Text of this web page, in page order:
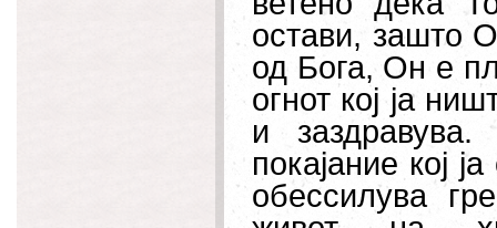
остави, зашто
од Бога, Он е
огнот кој ја
и
покајание кој
обессилува